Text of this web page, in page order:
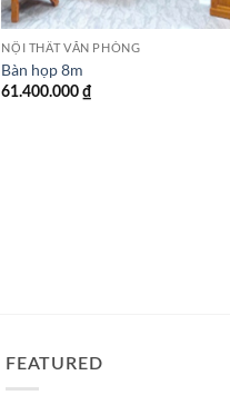
NỘI THẤT VĂN PHÒNG
Bàn họp 8m
61.400.000₫
FEATURED